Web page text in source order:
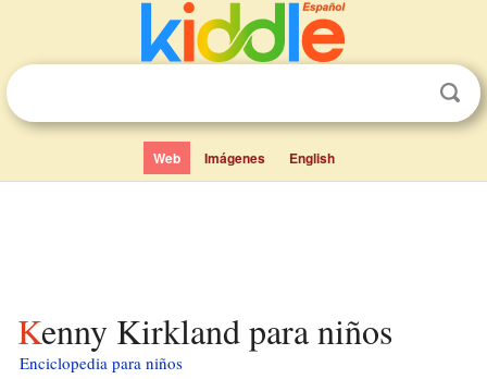
Web Imágenes English
Kenny Kirkland para niños
Enciclopedia para niños